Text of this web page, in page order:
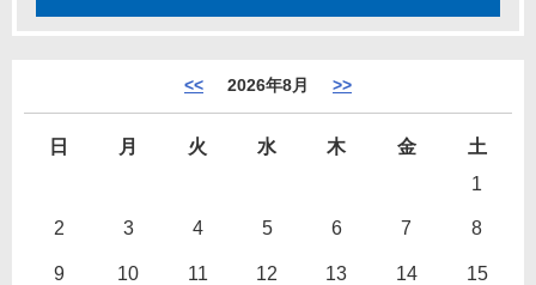
<< 2026年8月 >>
日 月 火 水 木 金
土
1
2 3 4 5 6 7 8
9 10 11 12 13 14 15